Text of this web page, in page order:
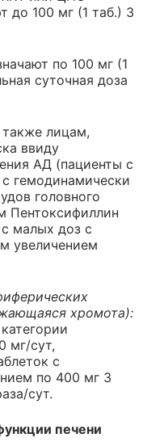
до 100 мг (1 таб.) 3
по 100 мг (1
суточная доза
лицам,
ввиду
АД (пациенты с
гемодинамически
головного
Пентоксифиллин
с малых доз с
увеличением
хромота):
мг/сут,
с
по 400 мг 3
сут.
печени